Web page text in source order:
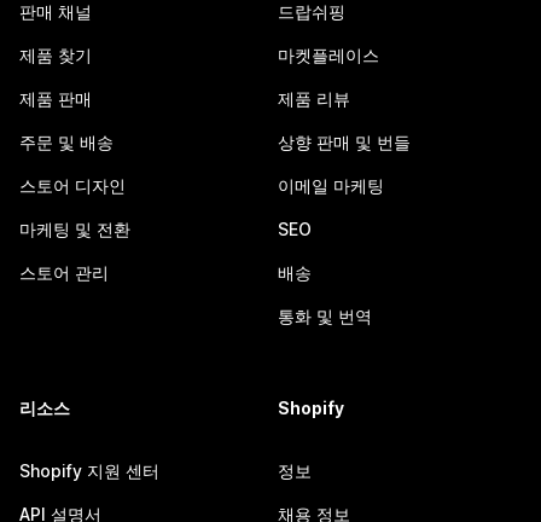
판매 채널
제품 찾기
제품 판매
주문 및 배송
스토어 디자인
마케팅 및 전환
스토어 관리
드랍쉬핑
마켓플레이스
제품 리뷰
상향 판매 및 번들
이메일 마케팅
SEO
배송
통화 및 번역
리소스
Shopify 지원 센터
API 설명서
Shopify
정보
채용 정보